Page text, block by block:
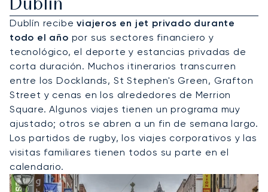
Dublín
Dublín recibeviajeros en jet privado durante
todo el año por sus sectores financiero y
tecnológico, el deporte y estancias privadas de
corta duración. Muchos itinerarios transcurren
entre los Docklands, St Stephen's Green, Grafton
Street y cenas en los alrededores de Merrion
Square. Algunos viajes tienen un programa muy
ajustado; otros se abren a un fin de semana largo.
Los partidos de rugby, los viajes corporativos y las
visitas familiares tienen todos su parte en el
calendario.